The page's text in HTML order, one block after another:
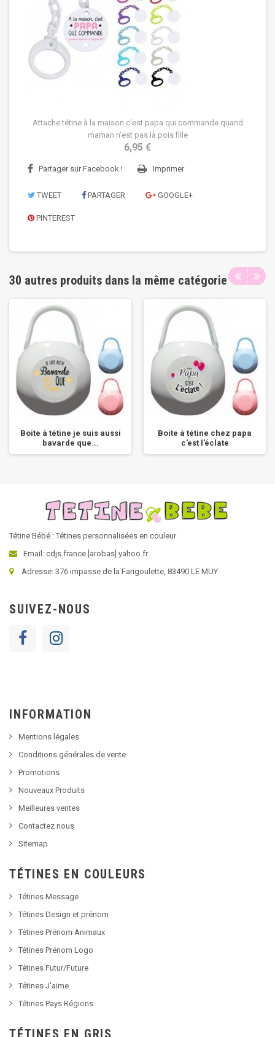
Attache tétine à la maison c’est papa qui commande quand
maman n’est pas là pois fille
6,95 €
Partager sur Facebook ! Imprimer
TWEET PARTAGER GOOGLE+
PINTEREST
30 autres produits dans la même catégorie
Boite à tétine je suis aussi
bavarde que...
Boite à tétine chez papa
c’est l’éclate
Tétine Bébé : Tétines personnalisées en couleur
Email: cdjs.france [arobas] yahoo.fr
Adresse: 376 impasse de la Farigoulette, 83490 LE MUY
SUIVEZ-NOUS
INFORMATION
Mentions légales
Conditions générales de vente
Promotions
Nouveaux Produits
Meilleures ventes
Contactez nous
Sitemap
TÉTINES EN COULEURS
Tétines Message
Tétines Design et prénom
Tétines Prénom Animaux
Tétines Prénom Logo
Tétines Futur/Future
Tétines J'aime
Tétines Pays Régions
TÉTINES EN GRIS